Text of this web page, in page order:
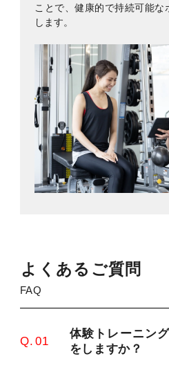
ことで、健康的で持続可能な
します。
よ く ある ご質問
FAQ
Q. 01
体験トレーニン
をしますか？